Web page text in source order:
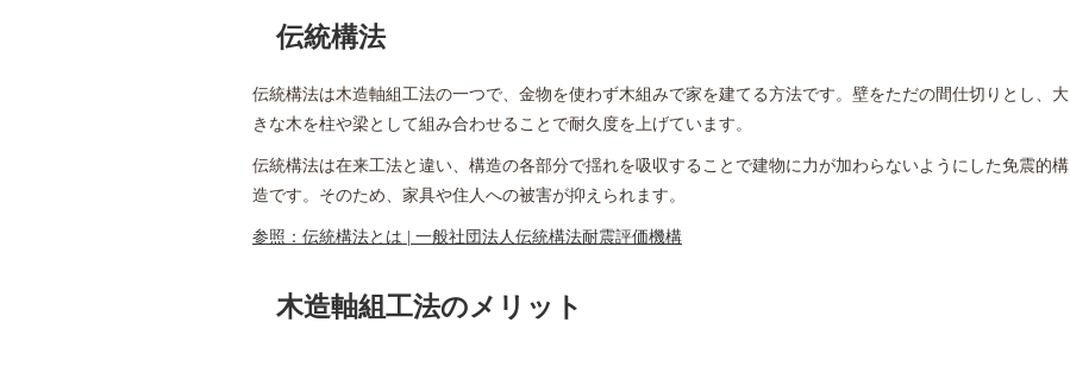
伝統構法
伝統構法は木造軸組工法の一つで、金物を使わず木組みで家を建てる方法です。壁をただの間仕切りとし、大
きな木を柱や梁として組み合わせることで耐久度を上げています。
伝統構法は在来工法と違い、構造の各部分で揺れを吸収することで建物に力が加わらないようにした免震的構
造です。そのため、家具や住人への被害が抑えられます。
参照：伝統構法とは | 一般社団法人伝統構法耐震評価機構
木造軸組工法のメリット